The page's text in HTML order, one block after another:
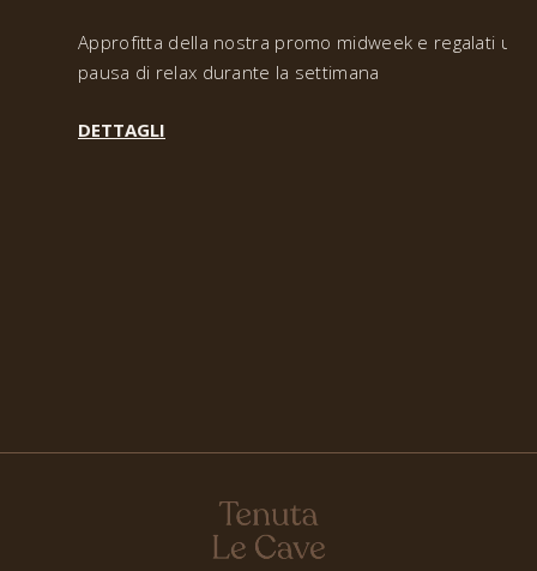
Approfitta della nostra promo midweek e regalati una
pausa di relax durante la settimana
DETTAGLI